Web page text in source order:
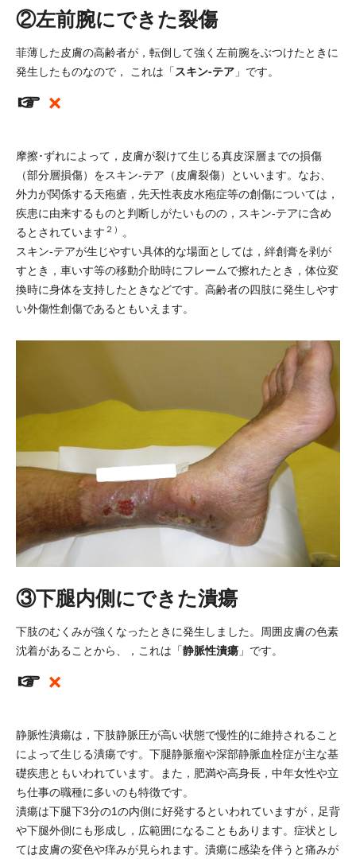
②左前腕にできた裂傷
菲薄した皮膚の高齢者が，転倒して強く左前腕をぶつけたときに
発生したものなので， これは「スキン-テア 」です。
☞ ×
摩擦･ずれによって，皮膚が裂けて生じる真皮深層までの損傷
（部分層損傷）をスキン-テア（皮膚裂傷）といいます。なお、
外力が関係する天疱瘡，先天性表皮水疱症等の創傷については，
疾患に由来するものと判断しがたいものの，スキン-テアに含め
るとされています ２）
。
スキン-テアが生じやすい具体的な場面としては，絆創膏を剥が
すとき，車いす等の移動介助時にフレームで擦れたとき，体位変
換時に身体を支持したときなどです。高齢者の四肢に発生しやす
い外傷性創傷であるともいえます。
③下腿内側にできた潰瘍
下肢のむくみが強くなったときに発生しました。周囲皮膚の色素
沈着があることから、，これは「静脈性潰瘍 」です。
☞ ×
静脈性潰瘍は，下肢静脈圧が高い状態で慢性的に維持されること
によって生じる潰瘍です。下腿静脈瘤や深部静脈血栓症が主な基
礎疾患ともいわれています。また，肥満や高身長，中年女性や立
ち仕事の職種に多いのも特徴です。
潰瘍は下腿下3分の1の内側に好発するといわれていますが，足背
や下腿外側にも形成し，広範囲になることもあります。症状とし
ては皮膚の変色や痒みが見られます。潰瘍に感染を伴うと痛みが